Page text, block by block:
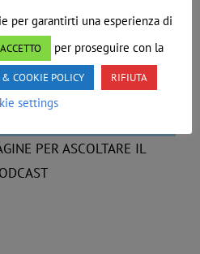
PER ASCOLTARE IL
per garantirti una esperienza di
ACCETTO
per proseguire con la
& COOKIE POLICY RIFIUTA
settings